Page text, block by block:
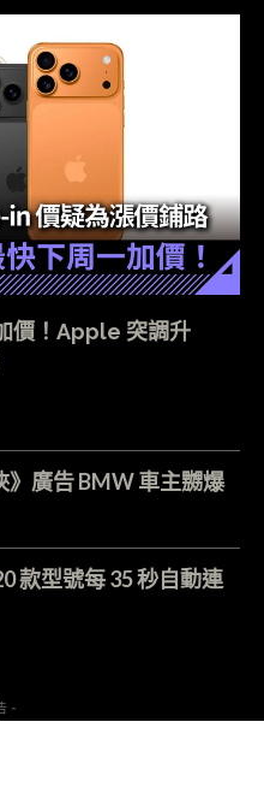
價！Apple 突調升
》廣告 BMW 車主嬲爆
款型號每 35 秒自動連
-